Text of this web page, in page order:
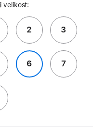
velikost:
2 3
6 7